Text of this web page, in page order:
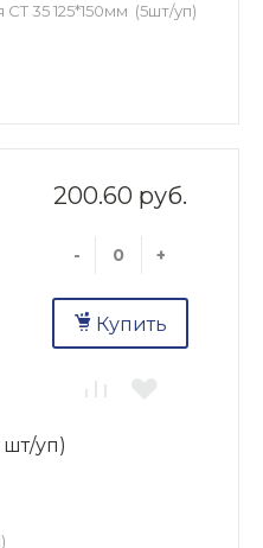
35 125*150мм (5шт/уп)
200.60 руб.
- +
Купить
шт/уп)